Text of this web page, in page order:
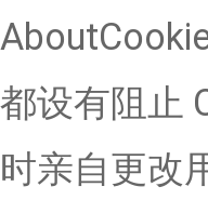
都设有阻止
时亲自更改